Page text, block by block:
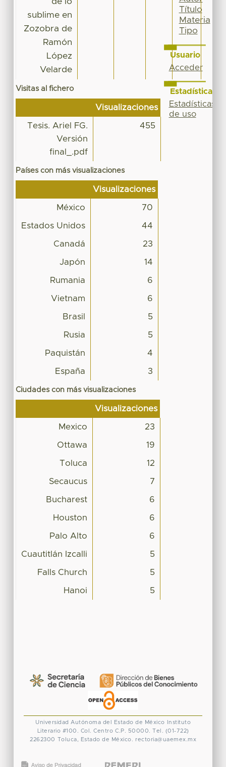
sublime en
Zozobra de
Ramón
López
Velarde
Visitas al fichero
Visualizaciones
Tesis. Ariel FG.
Versión
final_.pdf
455
Países con más visualizaciones
Visualizaciones
México 70
Estados Unidos 44
Canadá 23
Japón 14
Rumania 6
Vietnam 6
Brasil 5
Rusia 5
Paquistán 4
España 3
Ciudades con más visualizaciones
Visualizaciones
Mexico 23
Ottawa 19
Toluca 12
Secaucus 7
Bucharest 6
Houston 6
Palo Alto 6
Cuautitlán Izcalli 5
Falls Church 5
Hanoi 5
Título
Materia
Tipo
Usuario
Acceder
Estadísticas
Estadísticas
de uso
Universidad Autónoma del Estado de México
Instituto
Literario #100. Col. Centro C.P. 50000. Tel. (01-722)
2262300 Toluca, Estado de México. rectoria@uaemex.mx